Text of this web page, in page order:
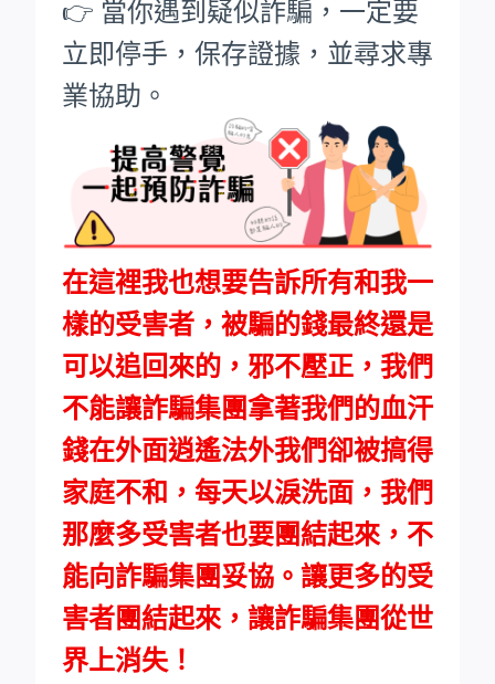
👉 當你遇到疑似詐騙，一定要
立即停手，保存證據，並尋求專
業協助。
在這裡我也想要告訴所有和我一
樣的受害者，被騙的錢最終還是
可以追回來的，邪不壓正，我們
不能讓詐騙集團拿著我們的血汗
錢在外面逍遙法外我們卻被搞得
家庭不和，每天以淚洗面，我們
那麼多受害者也要團結起來，不
能向詐騙集團妥協。讓更多的受
害者團結起來，讓詐騙集團從世
界上消失！